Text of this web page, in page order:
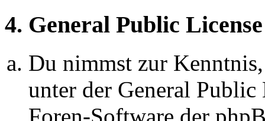
4. General Public License
Du nimmst zur
unter der General
Foren-Software der